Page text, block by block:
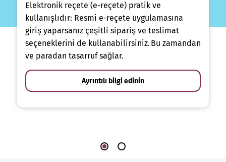
Elektronik reçete (e-reçete) pratik ve
kullanışlıdır: Resmi e-reçete uygulamasına
giriş yaparsanız çeşitli sipariş ve teslimat
seçeneklerini de kullanabilirsiniz. Bu zamandan
ve paradan tasarruf sağlar.
Ayrıntılı bilgi edinin